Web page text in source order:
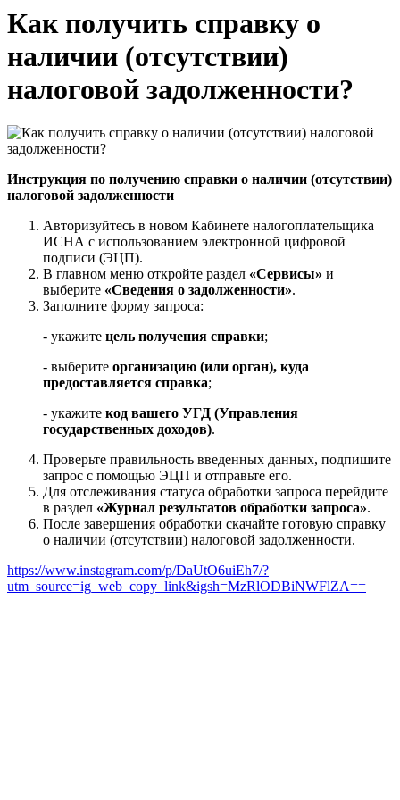
Как получить справку о
наличии (отсутствии)
налоговой задолженности?
Инструкция по получению справки о наличии (отсутствии)
налоговой задолженности
Авторизуйтесь в новом Кабинете налогоплательщика
ИСНА с использованием электронной цифровой
подписи (ЭЦП).
В главном меню откройте раздел «Сервисы» и
выберите «Сведения о задолженности».
Заполните форму запроса:
- укажите цель получения справки;
- выберите организацию (или орган), куда
предоставляется справка;
- укажите код вашего УГД (Управления
государственных доходов).
Проверьте правильность введенных данных, подпишите
запрос с помощью ЭЦП и отправьте его.
Для отслеживания статуса обработки запроса перейдите
в раздел «Журнал результатов обработки запроса».
После завершения обработки скачайте готовую справку
о наличии (отсутствии) налоговой задолженности.
https://www.instagram.com/p/DaUtO6uiEh7/?
utm_source=ig_web_copy_link&igsh=MzRlODBiNWFlZA==